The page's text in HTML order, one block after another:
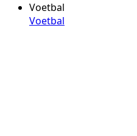
Voetbal
Voetbal